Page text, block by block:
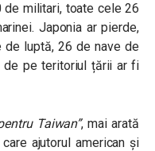
de militari, toate cele 26
Japonia ar pierde,
de luptă, 26 de nave de
de pe teritoriul țării ar fi
Taiwan”, mai arată
ajutorul american și